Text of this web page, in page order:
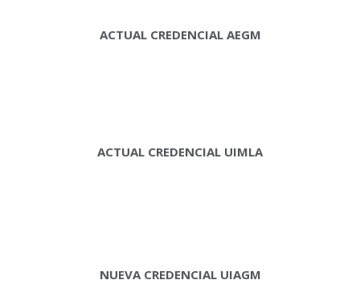
ACTUAL CREDENCIAL AEGM
ACTUAL CREDENCIAL UIMLA
NUEVA CREDENCIAL UIAGM